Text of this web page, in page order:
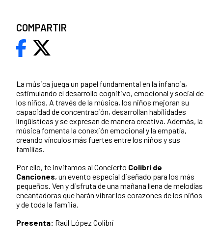
La música juega un papel fundamental en la infancia,
estimulando el desarrollo cognitivo, emocional y social de
los niños. A través de la música, los niños mejoran su
capacidad de concentración, desarrollan habilidades
lingüísticas y se expresan de manera creativa. Además, la
música fomenta la conexión emocional y la empatía,
creando vínculos más fuertes entre los niños y sus
familias.
Por ello, te invitamos al Concierto Colibrí de
Canciones, un evento especial diseñado para los más
pequeños. Ven y disfruta de una mañana llena de melodías
encantadoras que harán vibrar los corazones de los niños
y de toda la familia.
Presenta: Raúl López Colibrí
COMPARTIR